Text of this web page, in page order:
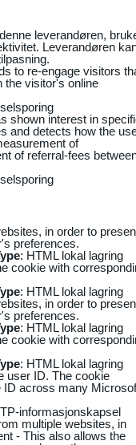
leverandøren,
Leverandøren
to re-engage visitors
the visitor's online
shown interest in
and detects how the
of
of referral-fees
in order to
preferences.
: HTML lokal lagring
cookie with
: HTML lokal lagring
in order to
preferences.
: HTML lokal lagring
cookie with
: HTML lokal lagring
user ID. The cookie
ID across many
informasjonskapsel
multiple websites, in
- This also allows the